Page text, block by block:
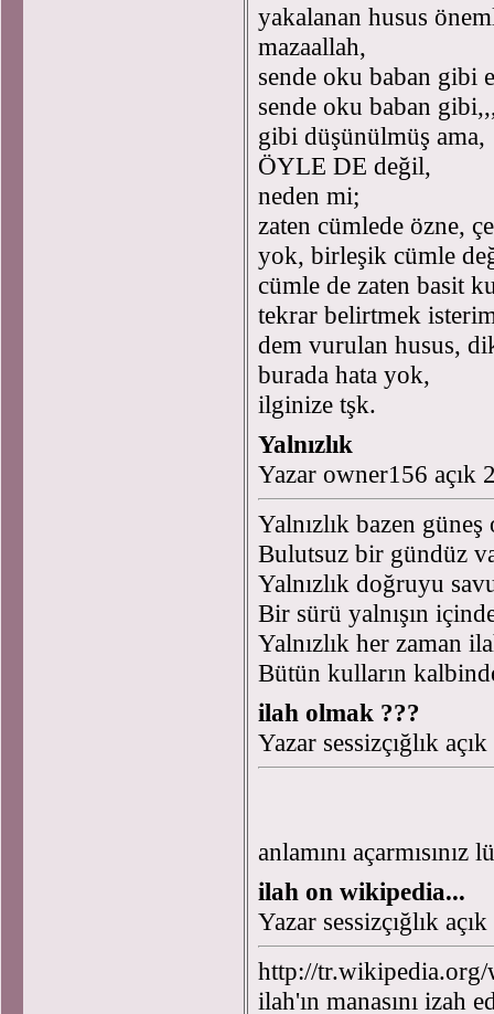
yakalanan husus
mazaallah,
sende oku baban gibi
sende oku baban
gibi düşünülmüş ama,
ÖYLE DE değil,
neden mi;
zaten cümlede özne,
yok, birleşik cümle
cümle de zaten basit
tekrar belirtmek
dem vurulan husus,
burada hata yok,
ilginize tşk.
Yalnızlık
Yazar owner156 açık
Yalnızlık bazen
Bulutsuz bir gündüz
Yalnızlık doğruyu
Bir sürü yalnışın
Yalnızlık her zaman
Bütün kulların
ilah olmak ???
Yazar sessizçığlık
anlamını açarmısınız
ilah on wikipedia...
Yazar sessizçığlık
http://
ilah'ın manasını izah